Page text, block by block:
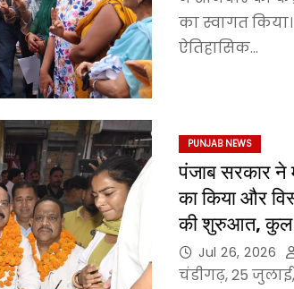
का स्वागत
ऐतिहासिक…
PUNJAB NEWS
पंजाब सरकार ने
का किया और
की शुरुआत, कुल
Jul 26, 2026
चंडीगढ़, 25